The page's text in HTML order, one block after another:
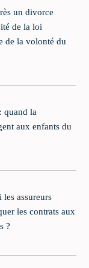
un divorce
de la loi
de la volonté du
quand la
aux enfants du
assureurs
les contrats aux
?